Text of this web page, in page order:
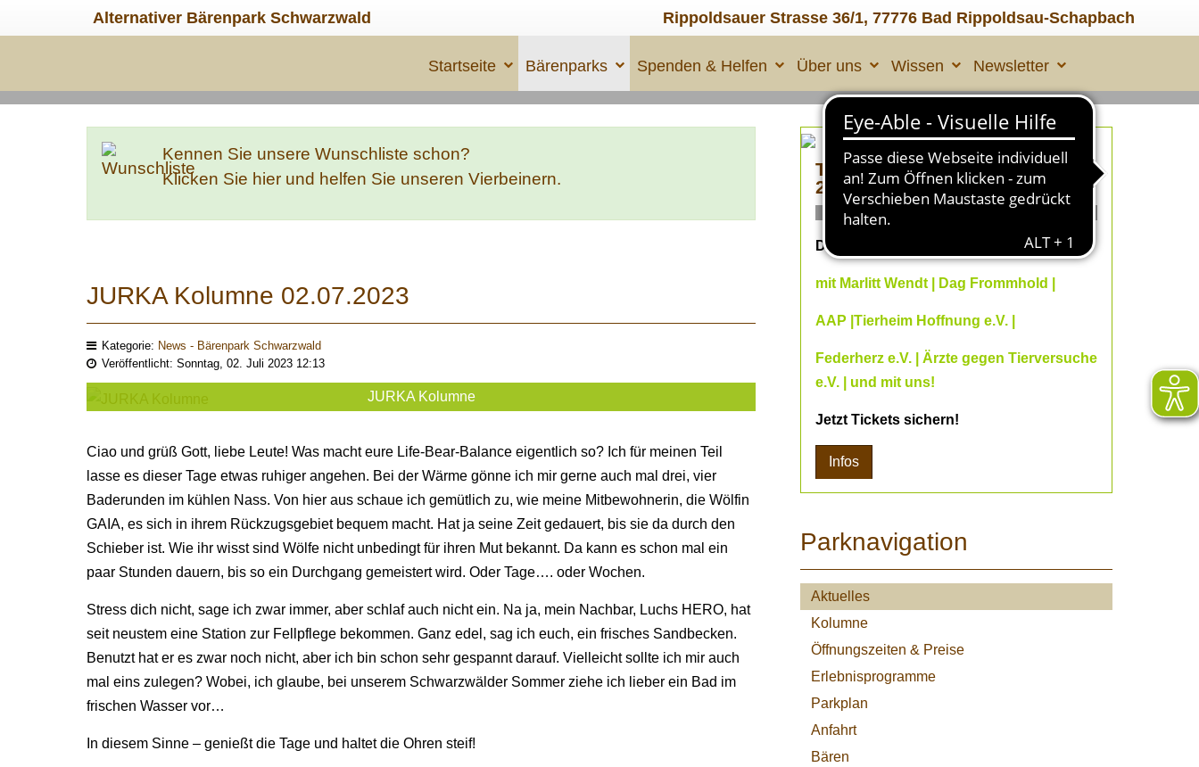
Alternativer Bärenpark Schwarzwald Rippoldsauer Strasse 36/1, 77776 Bad Rippoldsau-Schapbach
Startseite Bärenparks Spenden & Helfen Über uns Wissen Newsletter
Kennen Sie unsere Wunschliste schon?
Klicken Sie hier und helfen Sie unseren Vierbeinern.
JURKA Kolumne 02.07.2023
Kategorie: News - Bärenpark Schwarzwald
Veröffentlicht: Sonntag, 02. Juli 2023 12:13
JURKA Kolumne
Ciao und grüß Gott, liebe Leute! Was macht eure Life-Bear-Balance eigentlich so? Ich für meinen Teil
lasse es dieser Tage etwas ruhiger angehen. Bei der Wärme gönne ich mir gerne auch mal drei, vier
Baderunden im kühlen Nass. Von hier aus schaue ich gemütlich zu, wie meine Mitbewohnerin, die Wölfin
GAIA, es sich in ihrem Rückzugsgebiet bequem macht. Hat ja seine Zeit gedauert, bis sie da durch den
Schieber ist. Wie ihr wisst sind Wölfe nicht unbedingt für ihren Mut bekannt. Da kann es schon mal ein
paar Stunden dauern, bis so ein Durchgang gemeistert wird. Oder Tage…. oder Wochen.
Stress dich nicht, sage ich zwar immer, aber schlaf auch nicht ein. Na ja, mein Nachbar, Luchs HERO, hat
seit neustem eine Station zur Fellpflege bekommen. Ganz edel, sag ich euch, ein frisches Sandbecken.
Benutzt hat er es zwar noch nicht, aber ich bin schon sehr gespannt darauf. Vielleicht sollte ich mir auch
mal eins zulegen? Wobei, ich glaube, bei unserem Schwarzwälder Sommer ziehe ich lieber ein Bad im
frischen Wasser vor…
In diesem Sinne – genießt die Tage und haltet die Ohren steif!
TIERLEID made in ÜBERALL
2
ONLINE Fachvorträge
Dein Online--Herbst 2026
mit Marlitt Wendt | Dag Frommhold |
AAP |Tierheim Hoffnung e.V. |
Federherz e.V. | Ärzte gegen Tierversuche
e.V. | und mit uns!
Jetzt Tickets sichern!
Infos
Parknavigation
Aktuelles
Kolumne
Öffnungszeiten & Preise
Erlebnisprogramme
Parkplan
Anfahrt
Bären